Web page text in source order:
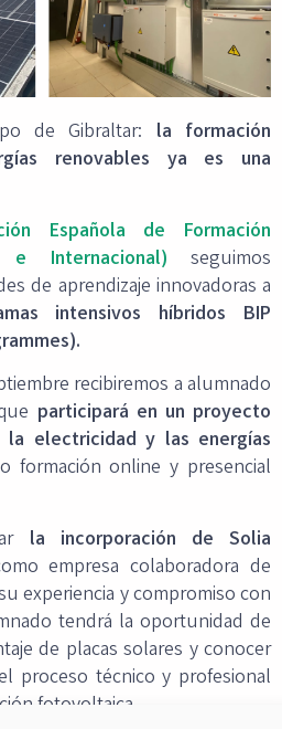
de Gibraltar: la formación
renovables ya es una
Española de Formación
e Internacional) seguimos
de aprendizaje innovadoras a
intensivos híbridos BIP
recibiremos a alumnado
participará en un proyecto
electricidad y las energías
formación online y presencial
la incorporación de Solia
empresa colaboradora de
experiencia y compromiso con
tendrá la oportunidad de
de placas solares y conocer
proceso técnico y profesional
fotovoltaica.